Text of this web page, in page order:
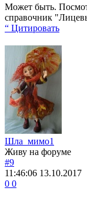
Может быть.
справочник
“ Цитировать
Шла_мимо1
Живу на форуме
#9
11:46:06 13.10.2017
0 0